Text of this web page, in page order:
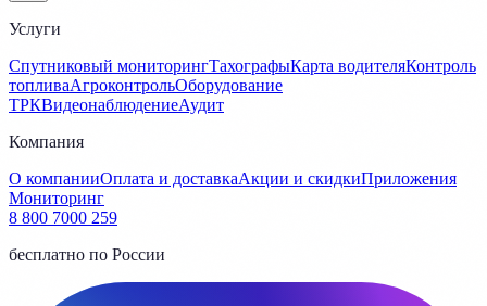
Услуги
Спутниковый мониторингТахографыКарта водителяКонтроль
топливаАгроконтрольОборудование
ТРКВидеонаблюдениеАудит
Компания
О компанииОплата и доставкаАкции и скидкиПриложения
Мониторинг
8 800 7000 259
бесплатно по России